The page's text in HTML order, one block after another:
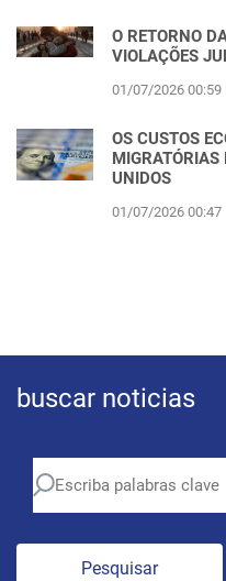
O RETORNO
VIOLAÇÕES
01/07/2026 00:59
OS CUSTOS
MIGRATÓRIAS
UNIDOS
01/07/2026 00:47
buscar noticias
Pesquisar